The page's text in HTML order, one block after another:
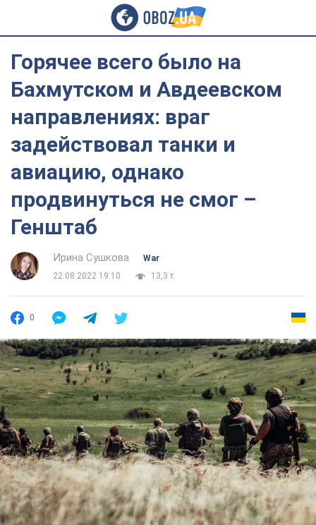
Горячее всего было на
Бахмутском и Авдеевском
направлениях: враг
задействовал танки и
авиацию, однако
продвинуться не смог –
Генштаб
Ирина Сушкова
War
22.08.2022 19:10
13,3 т.
0